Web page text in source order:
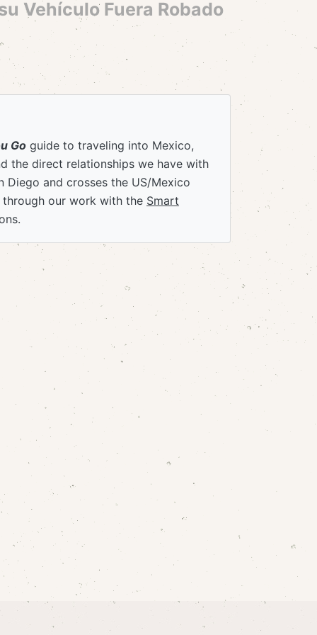
Vehículo Fuera Robado
Go guide to traveling into Mexico,
the direct relationships we have with
Diego and crosses the US/Mexico
our work with the Smart